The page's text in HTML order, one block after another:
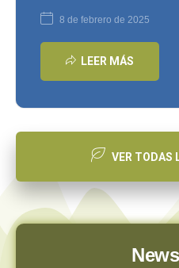
8 de febrero de 2025
LEER MÁS
VER TODAS